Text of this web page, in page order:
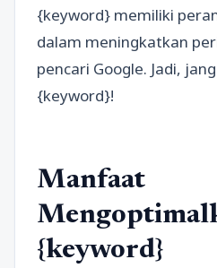
{keyword} memiliki
dalam meningkatkan
pencari Google. Jadi,
{keyword}!
Manfaat
{keyword}